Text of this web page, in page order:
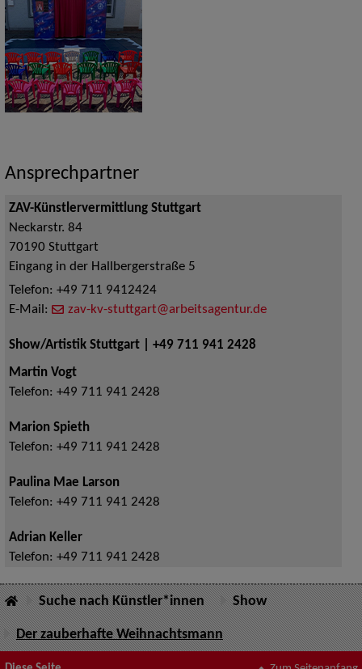
Ansprechpartner
ZAV-Künstlervermittlung Stuttgart
Neckarstr. 84
70190 Stuttgart
Eingang in der Hallbergerstraße 5
Telefon: +49 711 9412424
E-Mail:
zav-kv-stuttgart@arbeitsagentur.de
Show/Artistik Stuttgart | +49 711 941 2428
Martin Vogt
Telefon: +49 711 941 2428
Marion Spieth
Telefon: +49 711 941 2428
Paulina Mae Larson
Telefon: +49 711 941 2428
Adrian Keller
Telefon: +49 711 941 2428
Suche nach Künstler*innen Show
Der zauberhafte Weihnachtsmann